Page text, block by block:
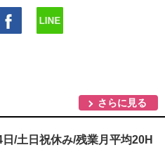
さらに見る
/土日祝休み/残業月平均20H